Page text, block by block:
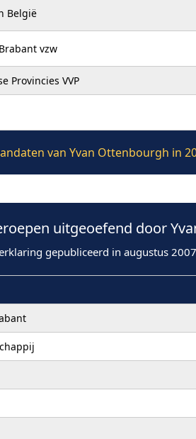
België
vzw
Provincies VVP
van Yvan Ottenbourgh in
uitgeoefend door
gepubliceerd in augustus 2007